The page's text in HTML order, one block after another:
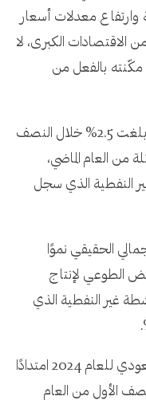
وارتفاع معدلات أسعار
الاقتصادات الكبرى، لا
مكّنته بالفعل من
ويُبرز ذلك تحقيق المملكة معدلات نمو بلغت 2.5% خلال النصف
المماثلة من العام الماضي،
غير النفطية الذي سجل
الحقيقي نموًا
2023 بسب الخفض الطوعي لإنتاج
غير النفطية الذي
وتأتي التوقعات الإيجابية للاقتصاد السعودي للعام 2024 امتدادًا
الأول من العام